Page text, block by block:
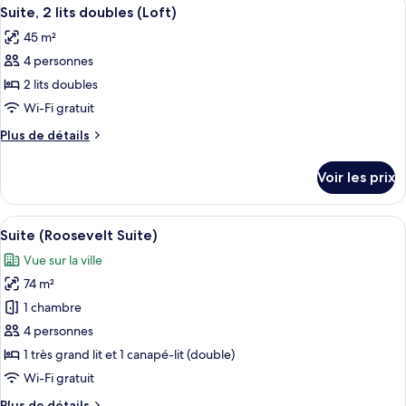
lits
doubles
(Tower
Building)
de
Chambre
Deluxe,
lits
doubles
Building)
toutes
les
photos
pour
ce
type
de
Suite,
2
lits
doubles
(Loft)
5
Suite, 2 lits doubles (Loft)
45 m²
4 personnes
2 lits doubles
Wi-Fi gratuit
Plus de détails
Plus
le
type
de
chambre
Suite,
2
lits
doubles
(Loft)
Voir les prix
Afficher
toutes
les
photos
pour
ce
type
de
chambre :
Draps en coton égyptien, literie de
9
Suite (Roosevelt Suite)
Vue sur la ville
74 m²
1 chambre
4 personnes
1 très grand lit et 1 canapé-lit (double)
Wi-Fi gratuit